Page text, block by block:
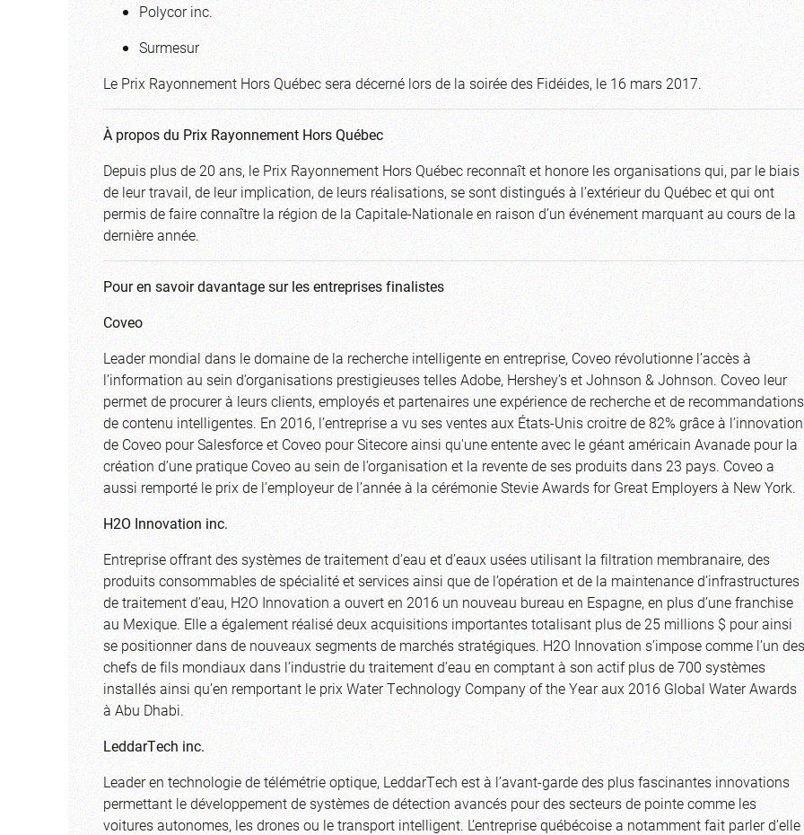
Polycor inc.
Surmesur
Le Prix Rayonnement Hors Québec sera décerné lors de la soirée des Fidéides, le 16 mars 2017.
À propos du Prix Rayonnement Hors Québec
Depuis plus de 20 ans, le Prix Rayonnement Hors Québec reconnaît et honore les organisations qui, par le biais
de leur travail, de leur implication, de leurs réalisations, se sont distingués à l’extérieur du Québec et qui ont
permis de faire connaître la région de la Capitale-Nationale en raison d’un événement marquant au cours de la
dernière année.
Pour en savoir davantage sur les entreprises finalistes
Coveo
Leader mondial dans le domaine de la recherche intelligente en entreprise, Coveo révolutionne l’accès à
l’information au sein d’organisations prestigieuses telles Adobe, Hershey’s et Johnson & Johnson. Coveo leur
permet de procurer à leurs clients, employés et partenaires une expérience de recherche et de recommandations
de contenu intelligentes. En 2016, l’entreprise a vu ses ventes aux États-Unis croitre de 82% grâce à l’innovation
de Coveo pour Salesforce et Coveo pour Sitecore ainsi qu'une entente avec le géant américain Avanade pour la
création d’une pratique Coveo au sein de l’organisation et la revente de ses produits dans 23 pays. Coveo a
aussi remporté le prix de l’employeur de l’année à la cérémonie Stevie Awards for Great Employers à New York.
H2O Innovation inc.
Entreprise offrant des systèmes de traitement d’eau et d’eaux usées utilisant la filtration membranaire, des
produits consommables de spécialité et services ainsi que de l’opération et de la maintenance d’infrastructures
de traitement d’eau, H2O Innovation a ouvert en 2016 un nouveau bureau en Espagne, en plus d’une franchise
au Mexique. Elle a également réalisé deux acquisitions importantes totalisant plus de 25 millions $ pour ainsi
se positionner dans de nouveaux segments de marchés stratégiques. H2O Innovation s’impose comme l’un des
chefs de fils mondiaux dans l’industrie du traitement d’eau en comptant à son actif plus de 700 systèmes
installés ainsi qu’en remportant le prix Water Technology Company of the Year aux 2016 Global Water Awards
à Abu Dhabi.
LeddarTech inc.
Leader en technologie de télémétrie optique, LeddarTech est à l’avant-garde des plus fascinantes innovations
permettant le développement de systèmes de détection avancés pour des secteurs de pointe comme les
voitures autonomes, les drones ou le transport intelligent. L’entreprise québécoise a notamment fait parler d’elle